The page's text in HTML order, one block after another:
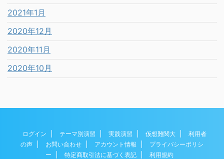
2021年1月
2020年12月
2020年11月
2020年10月
ログイン テーマ別演習 実践演習 仮想難関大
利用者
の声
お問い合わせ アカウント情報
プライバシーポリシ
ー
特定商取引法に基づく表記 利用規約